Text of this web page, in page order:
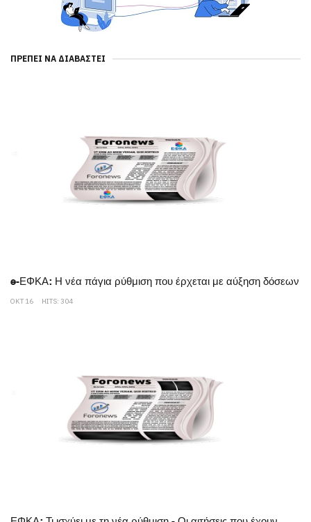
ΠΡΈΠΕΙ ΝΑ ΔΙΑΒΑΣΤΕΊ
e-ΕΦΚΑ: Η νέα πάγια ρύθμιση που έρχεται με αύξηση δόσεων
ΟΚΤ 16 HITS: 304